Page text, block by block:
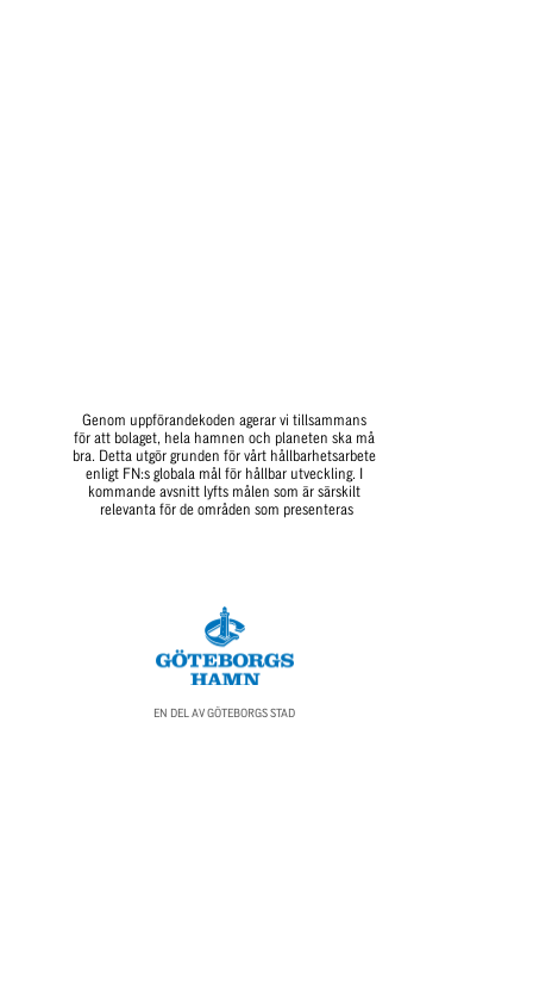
Genom uppförandekoden agerar vi tillsammans
för att bolaget, hela hamnen och planeten ska må
bra. Detta utgör grunden för vårt hållbarhetsarbete
enligt FN:s globala mål för hållbar utveckling. I
kommande avsnitt lyfts målen som är särskilt
relevanta för de områden som presenteras
EN DEL AV GÖTEBORGS STAD